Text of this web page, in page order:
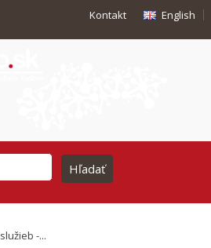
Kontakt English
-...